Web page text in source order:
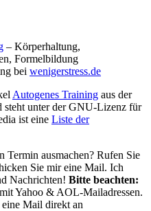
– Körperhaltung,
Formelbildung
bei wenigerstress.de
Autogenes Training aus der
steht unter der GNU-Lizenz für
ist eine Liste der
Termin ausmachen? Rufen Sie
Sie mir eine Mail. Ich
Nachrichten! Bitte beachten:
Yahoo & AOL-Mailadressen.
Mail direkt an